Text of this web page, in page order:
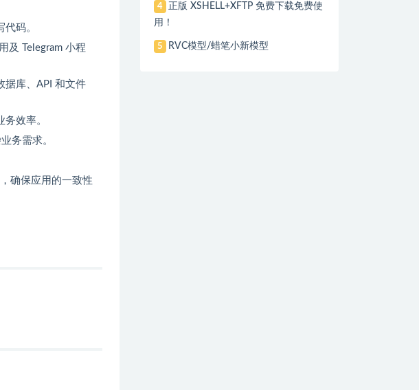
码。
及 Telegram 小程
据库、API 和文件
效率。
务需求。
确保应用的一致性
4
正版 XSHELL+XFTP 免费下载免费使
用！
5 RVC模型/蜡笔小新模型